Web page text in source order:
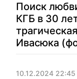
Поиск
КГБ в 30
Ивасюка
10.12.2024 22:45